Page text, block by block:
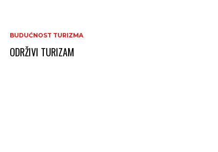
BUDUĆNOST TURIZMA
ODRŽIVI TURIZAM